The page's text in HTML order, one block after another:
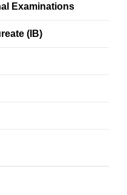
Examinations
(IB)